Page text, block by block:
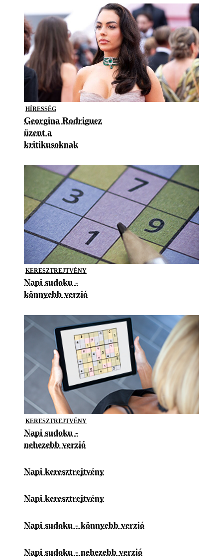
HÍRESSÉG
Georgina Rodriguez
üzent a
kritikusoknak
KERESZTREJTVÉNY
Napi sudoku -
könnyebb verzió
KERESZTREJTVÉNY
Napi sudoku -
nehezebb verzió
Napi keresztrejtvény
Napi keresztrejtvény
Napi sudoku - könnyebb verzió
Napi sudoku - nehezebb verzió